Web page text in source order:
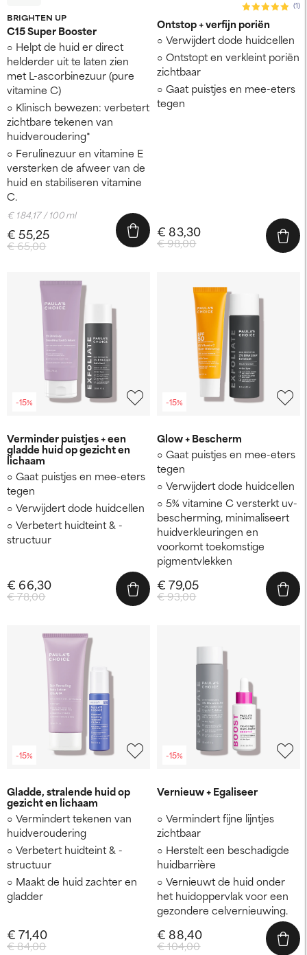
BRIGHTEN UP
C15 Super Booster
Helpt de huid er direct
helderder uit te laten zien
met L-ascorbinezuur (pure
vitamine C)
Klinisch bewezen: verbetert
zichtbare tekenen van
huidveroudering*
Ferulinezuur en vitamine E
versterken de afweer van de
huid en stabiliseren vitamine
C.
€ 65,00
€ 55,25
€ 184,17 / 100 ml
(1)
Ontstop + verfijn poriën
Verwijdert dode huidcellen
Ontstopt en verkleint poriën
zichtbaar
Gaat puistjes en mee-eters
tegen
€ 98,00
€ 83,30
-15%
Verminder puistjes + een
gladde huid op gezicht en
lichaam
Gaat puistjes en mee-eters
tegen
Verwijdert dode huidcellen
Verbetert huidteint & -
structuur
€ 78,00
€ 66,30
-15%
Glow + Bescherm
Gaat puistjes en mee-eters
tegen
Verwijdert dode huidcellen
5% vitamine C versterkt uv-
bescherming, minimaliseert
huidverkleuringen en
voorkomt toekomstige
pigmentvlekken
€ 93,00
€ 79,05
-15%
Gladde, stralende huid op
gezicht en lichaam
Vermindert tekenen van
huidveroudering
Verbetert huidteint & -
structuur
Maakt de huid zachter en
gladder
€ 84,00
€ 71,40
-15%
Vernieuw + Egaliseer
Vermindert fijne lijntjes
zichtbaar
Herstelt een beschadigde
huidbarrière
Vernieuwt de huid onder
het huidoppervlak voor een
gezondere celvernieuwing.
€ 104,00
€ 88,40